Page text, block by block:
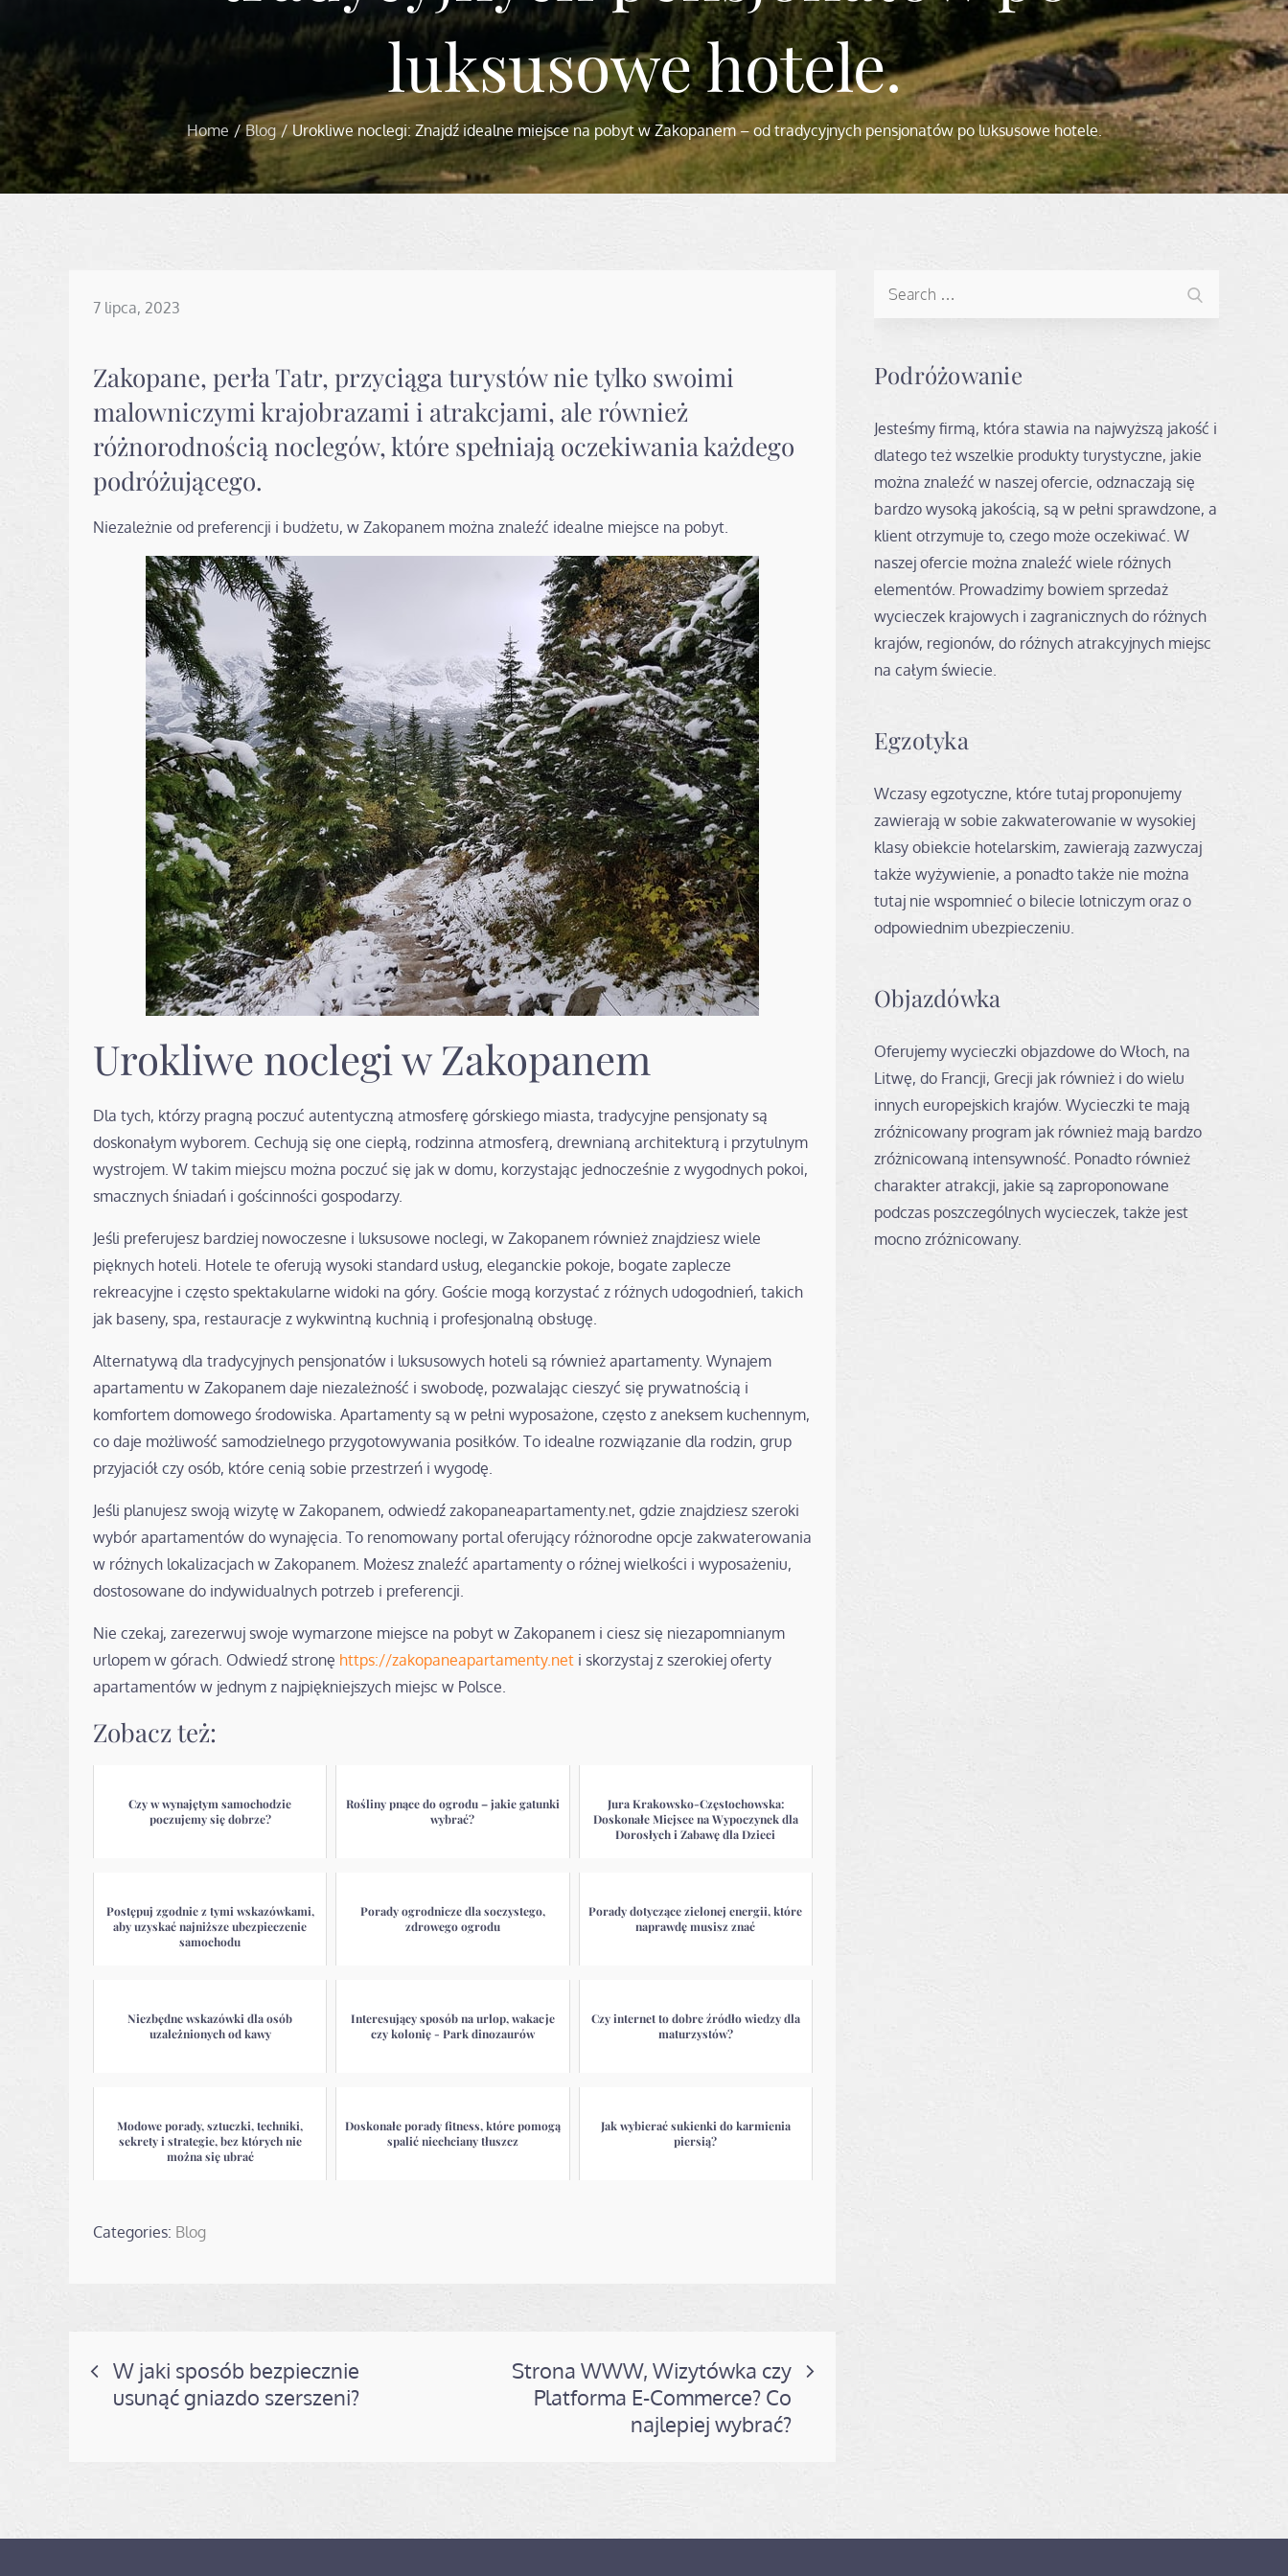
luksusowe hotele.
Home Blog Urokliwe noclegi: Znajdź idealne miejsce na pobyt w Zakopanem – od tradycyjnych pensjonatów po luksusowe hotele.
Posted
7 lipca, 2023
Zakopane, perła Tatr, przyciąga turystów nie tylko swoimi
malowniczymi krajobrazami i atrakcjami, ale również
różnorodnością noclegów, które spełniają oczekiwania każdego
podróżującego.
Niezależnie od preferencji i budżetu, w Zakopanem można znaleźć idealne miejsce na pobyt.
Urokliwe noclegi w Zakopanem
Dla tych, którzy pragną poczuć autentyczną atmosferę górskiego miasta, tradycyjne pensjonaty są
doskonałym wyborem. Cechują się one ciepłą, rodzinna atmosferą, drewnianą architekturą i przytulnym
wystrojem. W takim miejscu można poczuć się jak w domu, korzystając jednocześnie z wygodnych pokoi,
smacznych śniadań i gościnności gospodarzy.
Jeśli preferujesz bardziej nowoczesne i luksusowe noclegi, w Zakopanem również znajdziesz wiele
pięknych hoteli. Hotele te oferują wysoki standard usług, eleganckie pokoje, bogate zaplecze
rekreacyjne i często spektakularne widoki na góry. Goście mogą korzystać z różnych udogodnień, takich
jak baseny, spa, restauracje z wykwintną kuchnią i profesjonalną obsługę.
Alternatywą dla tradycyjnych pensjonatów i luksusowych hoteli są również apartamenty. Wynajem
apartamentu w Zakopanem daje niezależność i swobodę, pozwalając cieszyć się prywatnością i
komfortem domowego środowiska. Apartamenty są w pełni wyposażone, często z aneksem kuchennym,
co daje możliwość samodzielnego przygotowywania posiłków. To idealne rozwiązanie dla rodzin, grup
przyjaciół czy osób, które cenią sobie przestrzeń i wygodę.
Jeśli planujesz swoją wizytę w Zakopanem, odwiedź zakopaneapartamenty.net, gdzie znajdziesz szeroki
wybór apartamentów do wynajęcia. To renomowany portal oferujący różnorodne opcje zakwaterowania
w różnych lokalizacjach w Zakopanem. Możesz znaleźć apartamenty o różnej wielkości i wyposażeniu,
dostosowane do indywidualnych potrzeb i preferencji.
Nie czekaj, zarezerwuj swoje wymarzone miejsce na pobyt w Zakopanem i ciesz się niezapomnianym
urlopem w górach. Odwiedź stronę https://zakopaneapartamenty.net i skorzystaj z szerokiej oferty
apartamentów w jednym z najpiękniejszych miejsc w Polsce.
Zobacz też:
Czy w wynajętym samochodzie
poczujemy się dobrze?
Rośliny pnące do ogrodu – jakie gatunki
wybrać?
Jura Krakowsko-Częstochowska:
Doskonałe Miejsce na Wypoczynek dla
Dorosłych i Zabawę dla Dzieci
Postępuj zgodnie z tymi wskazówkami,
aby uzyskać najniższe ubezpieczenie
samochodu
Porady ogrodnicze dla soczystego,
zdrowego ogrodu
Porady dotyczące zielonej energii, które
naprawdę musisz znać
Niezbędne wskazówki dla osób
uzależnionych od kawy
Interesujący sposób na urlop, wakacje
czy kolonię - Park dinozaurów
Czy internet to dobre źródło wiedzy dla
maturzystów?
Modowe porady, sztuczki, techniki,
sekrety i strategie, bez których nie
można się ubrać
Doskonałe porady fitness, które pomogą
spalić niechciany tłuszcz
Jak wybierać sukienki do karmienia
piersią?
Categories: Blog
Nawigacja
wpisu
W jaki sposób bezpiecznie
usunąć gniazdo szerszeni?
Strona WWW, Wizytówka czy
Platforma E-Commerce? Co
najlepiej wybrać?
Podróżowanie
Jesteśmy firmą, która stawia na najwyższą jakość i
dlatego też wszelkie produkty turystyczne, jakie
można znaleźć w naszej ofercie, odznaczają się
bardzo wysoką jakością, są w pełni sprawdzone, a
klient otrzymuje to, czego może oczekiwać. W
naszej ofercie można znaleźć wiele różnych
elementów. Prowadzimy bowiem sprzedaż
wycieczek krajowych i zagranicznych do różnych
krajów, regionów, do różnych atrakcyjnych miejsc
na całym świecie.
Egzotyka
Wczasy egzotyczne, które tutaj proponujemy
zawierają w sobie zakwaterowanie w wysokiej
klasy obiekcie hotelarskim, zawierają zazwyczaj
także wyżywienie, a ponadto także nie można
tutaj nie wspomnieć o bilecie lotniczym oraz o
odpowiednim ubezpieczeniu.
Objazdówka
Oferujemy wycieczki objazdowe do Włoch, na
Litwę, do Francji, Grecji jak również i do wielu
innych europejskich krajów. Wycieczki te mają
zróżnicowany program jak również mają bardzo
zróżnicowaną intensywność. Ponadto również
charakter atrakcji, jakie są zaproponowane
podczas poszczególnych wycieczek, także jest
mocno zróżnicowany.